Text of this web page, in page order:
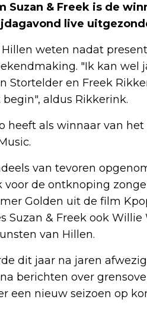
Suzan & Freek is de
live
weten nadat
"Ik kan wel
Stortelder en Freek
aldus Rikkerink.
heeft als winnaar van
van tevoren
voor de ontknoping
Golden uit de film
Suzan & Freek ook
van Hillen.
dit jaar na jaren
berichten over
een nieuw seizoen op